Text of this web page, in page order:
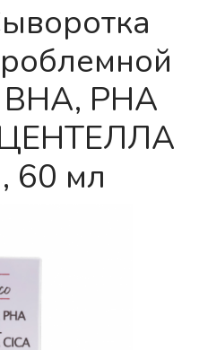
PHA
60 мл